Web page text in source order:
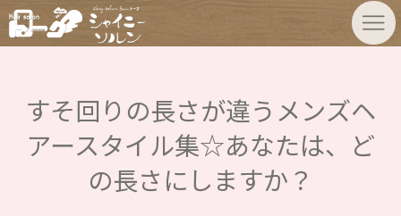
すそ回りの長さが違うメンズヘ
アースタイル集☆あなたは、ど
の長さにしますか？